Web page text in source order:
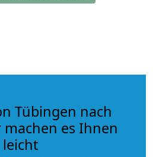
Tübingen nach
machen es Ihnen
leicht